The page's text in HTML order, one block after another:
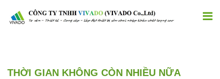
THỜI GIAN KHÔNG CÒN NHIỀU NỮA